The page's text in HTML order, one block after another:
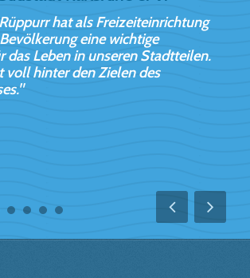
hat als Freizeiteinrichtung
eine wichtige
das Leben in unseren Stadtteilen.
voll hinter den Zielen des